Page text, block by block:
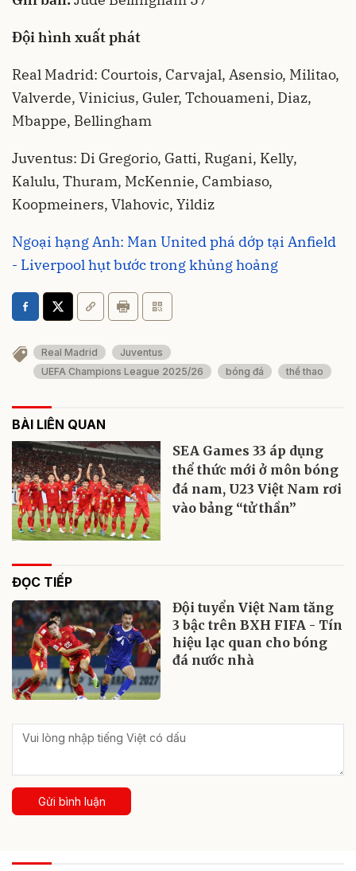
Đội hình xuất phát
Real Madrid: Courtois, Carvajal, Asensio, Militao,
Valverde, Vinicius, Guler, Tchouameni, Diaz,
Mbappe, Bellingham
Juventus: Di Gregorio, Gatti, Rugani, Kelly,
Kalulu, Thuram, McKennie, Cambiaso,
Koopmeiners, Vlahovic, Yildiz
Ngoại hạng Anh: Man United phá dớp tại Anfield
- Liverpool hụt bước trong khủng hoảng
Real Madrid
Juventus
UEFA Champions League 2025/26
bóng đá thể thao
BÀI LIÊN QUAN
SEA Games 33 áp dụng
thể thức mới ở môn bóng
đá nam, U23 Việt Nam rơi
vào bảng “tử thần”
ĐỌC TIẾP
Đội tuyển Việt Nam tăng
3 bậc trên BXH FIFA - Tín
hiệu lạc quan cho bóng
đá nước nhà
Gửi bình luận